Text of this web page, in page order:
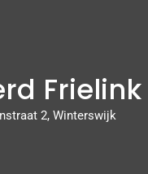
Frielink
2, Winterswijk